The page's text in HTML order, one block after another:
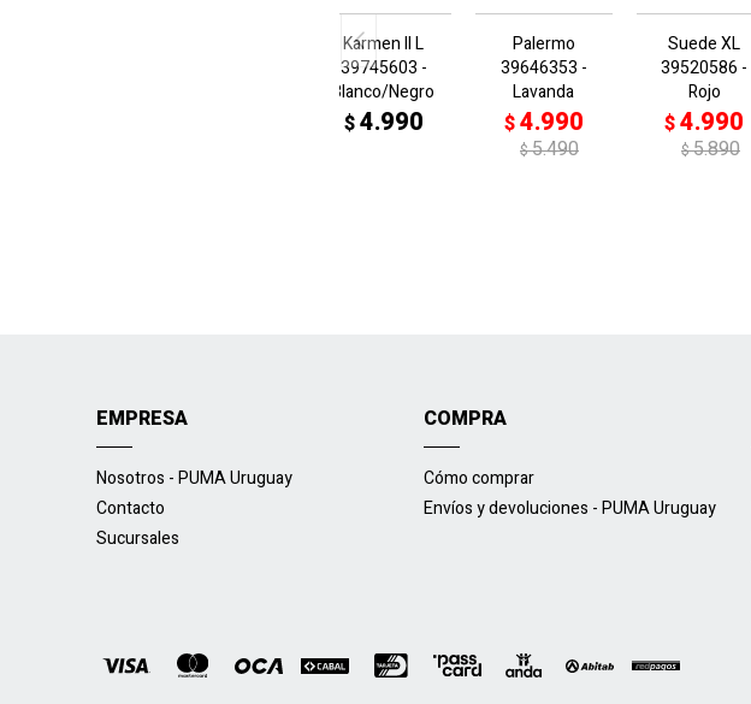
Karmen II L
39745603 -
Blanco/Negro
$4.990
Palermo
39646353 -
Lavanda
$4.990
$5.490
Suede XL
39520586 -
Rojo
$4.990
$5.890
EMPRESA
Nosotros - PUMA Uruguay
Contacto
Sucursales
COMPRA
Cómo comprar
Envíos y devoluciones - PUMA Uruguay